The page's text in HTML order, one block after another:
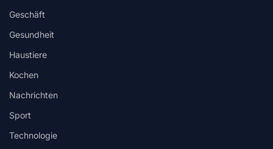
Geschäft
Gesundheit
Haustiere
Kochen
Nachrichten
Sport
Technologie